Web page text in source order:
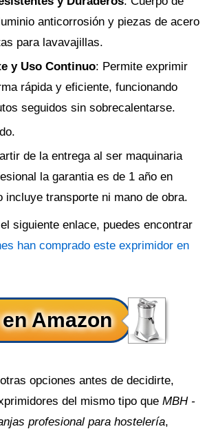
anticorrosión y piezas de acero
para lavavajillas.
y Uso Continuo: Permite exprimir
rápida y eficiente, funcionando
seguidos sin sobrecalentarse.
de la entrega al ser maquinaria
la garantia es de 1 año en
incluye transporte ni mano de obra.
siguiente enlace, puedes encontrar
han comprado este exprimidor en
opciones antes de decidirte,
del mismo tipo que MBH -
profesional para hostelería,